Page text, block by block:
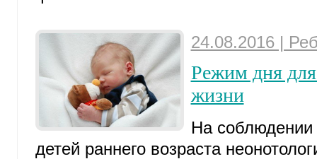
24.08.2016 |
Режим дня для
жизни
На
детей раннего возраста